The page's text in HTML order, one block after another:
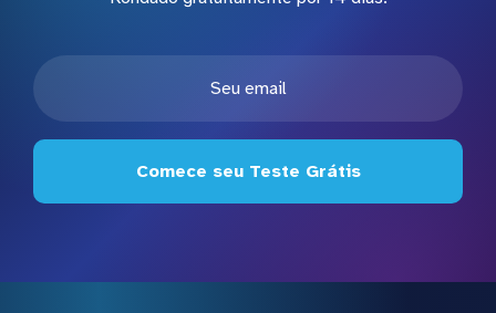
Comece seu Teste Grátis